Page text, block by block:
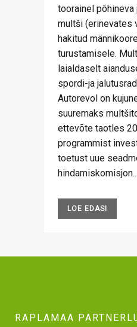
toorainel
multši (erinevates
hakitud
turustamisele.
laialdaselt
spordi-ja
Autorevol on
suuremaks
ettevõte taotles
programmist
toetust uue
hindamiskomisjon...
LOE EDASI
RAPLAMAA